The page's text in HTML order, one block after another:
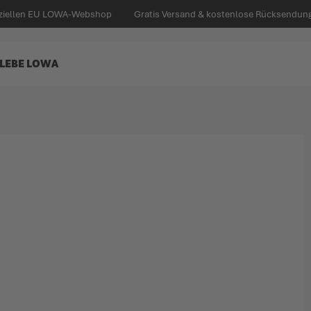
EU LOWA-Webshop Gratis Versand & kostenlose
LOWA